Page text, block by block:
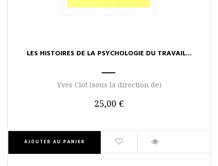
AJOUTER AU PANIER
LES HISTOIRES DE LA PSYCHOLOGIE DU TRAVAIL...
Yves Clot (sous la direction de)
25,00 €